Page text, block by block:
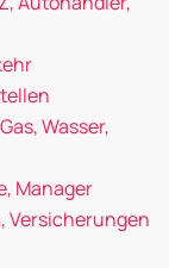
Wasser,
Manager
Versicherungen